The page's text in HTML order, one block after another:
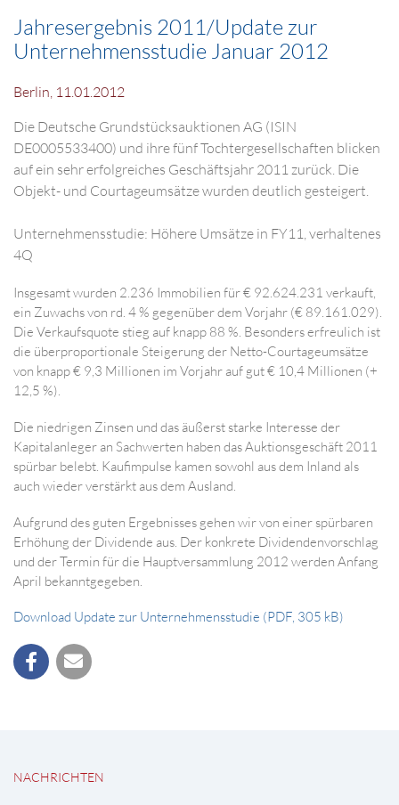
Jahresergebnis 2011/Update zur
Unternehmensstudie Januar 2012
Berlin, 11.01.2012
Die Deutsche Grundstücksauktionen AG (ISIN
DE0005533400) und ihre fünf Tochtergesellschaften blicken
auf ein sehr erfolgreiches Geschäftsjahr 2011 zurück. Die
Objekt- und Courtageumsätze wurden deutlich gesteigert.
Unternehmensstudie: Höhere Umsätze in FY11, verhaltenes
4Q
Insgesamt wurden 2.236 Immobilien für € 92.624.231 verkauft,
ein Zuwachs von rd. 4 % gegenüber dem Vorjahr (€ 89.161.029).
Die Verkaufsquote stieg auf knapp 88 %. Besonders erfreulich ist
die überproportionale Steigerung der Netto-Courtageumsätze
von knapp € 9,3 Millionen im Vorjahr auf gut € 10,4 Millionen (+
12,5 %).
Die niedrigen Zinsen und das äußerst starke Interesse der
Kapitalanleger an Sachwerten haben das Auktionsgeschäft 2011
spürbar belebt. Kaufimpulse kamen sowohl aus dem Inland als
auch wieder verstärkt aus dem Ausland.
Aufgrund des guten Ergebnisses gehen wir von einer spürbaren
Erhöhung der Dividende aus. Der konkrete Dividendenvorschlag
und der Termin für die Hauptversammlung 2012 werden Anfang
April bekanntgegeben.
Download Update zur Unternehmensstudie (PDF, 305 kB)
NACHRICHTEN